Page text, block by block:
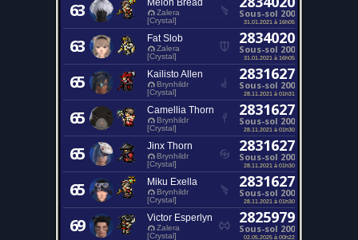
63 Melon Bread
Zalera
[Crystal]
Sous-sol 200
31.01.2021 à 16h05
63 Fat Slob
Zalera
[Crystal]
2834020
Sous-sol 200
31.01.2021 à 16h05
65 Kailisto Allen
Brynhildr
[Crystal]
2831627
Sous-sol 200
28.11.2021 à 01h31
65 Camellia Thorn
Brynhildr
[Crystal]
2831627
Sous-sol 200
28.11.2021 à 01h30
65 Jinx Thorn
Brynhildr
[Crystal]
2831627
Sous-sol 200
28.11.2021 à 01h30
65 Miku Exella
Brynhildr
[Crystal]
2831627
Sous-sol 200
28.11.2021 à 01h30
69 Victor Esperlyn
Zalera
[Crystal]
2825979
Sous-sol 200
02.05.2025 à 00h22